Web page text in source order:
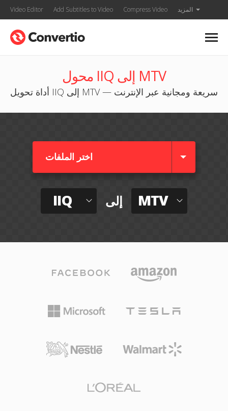
Video Editor Add Subtitles to Video Compress Video المزيد
محول IIQ إلى MTV
أداة تحويل IIQ إلى MTV — سريعة ومجانية عبر الإنترنت
اختر الملفات
IIQ إلى MTV